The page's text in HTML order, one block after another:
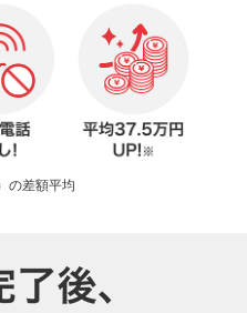
の差額平均